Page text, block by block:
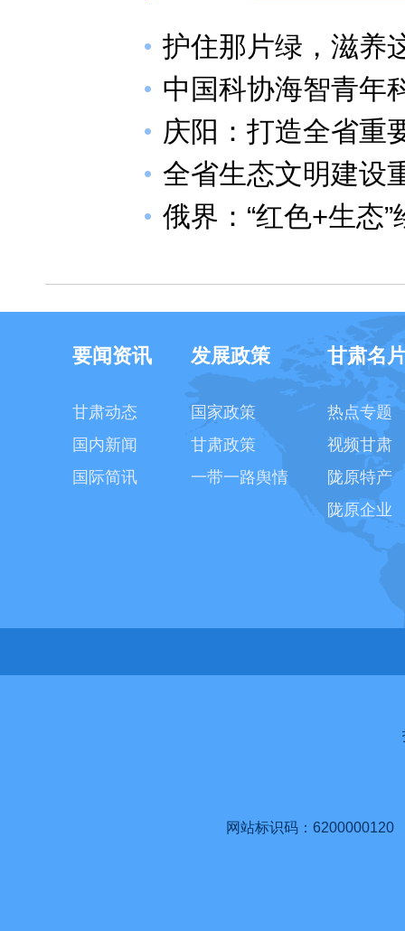
护住那片绿，滋养
中国科协海智青年
庆阳：打造全省重
全省生态文明建设
俄界：“红色+生态
要闻资讯
甘肃动态
国内新闻
国际简讯
发展政策
国家政策
甘肃政策
一带一路舆情
甘肃名
热点专题
视频甘肃
陇原特产
陇原企业
网站标识码：6200000120